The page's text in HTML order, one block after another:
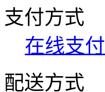
支付方式
在线支付
配送方式